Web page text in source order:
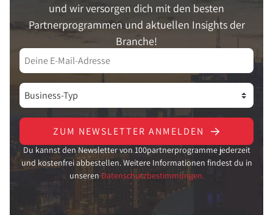
und wir versorgen dich mit den besten
Partnerprogrammen und aktuellen Insights der
Branche!
ZUM NEWSLETTER ANMELDEN
Du kannst den Newsletter von 100partnerprogramme jederzeit
und kostenfrei abbestellen. Weitere Informationen findest du in
unseren Datenschutzbestimmungen.